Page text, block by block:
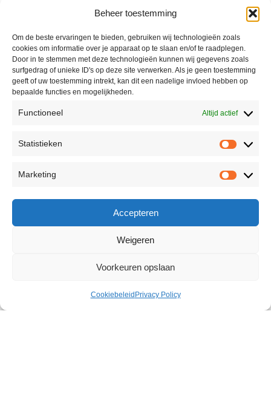
Beheer toestemming
Om de beste ervaringen te bieden, gebruiken wij technologieën zoals
cookies om informatie over je apparaat op te slaan en/of te raadplegen.
Door in te stemmen met deze technologieën kunnen wij gegevens zoals
surfgedrag of unieke ID's op deze site verwerken. Als je geen toestemming
geeft of uw toestemming intrekt, kan dit een nadelige invloed hebben op
bepaalde functies en mogelijkheden.
Functioneel Altijd actief
Statistieken
Marketing
Accepteren
Weigeren
Voorkeuren opslaan
Cookiebeleid Privacy Policy